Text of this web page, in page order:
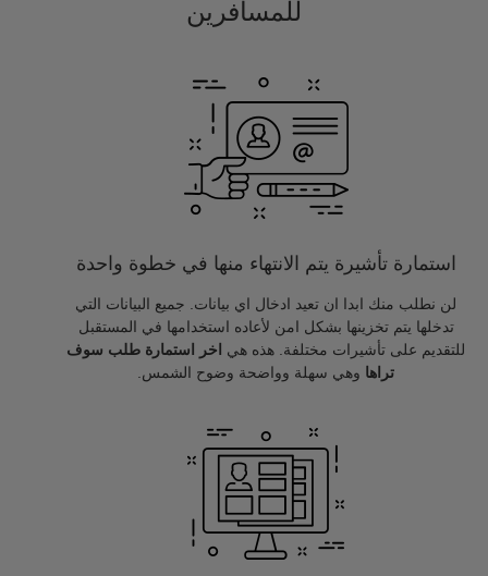
للمسافرين
استمارة تأشيرة يتم الانتهاء منها في خطوة واحدة
لن نطلب منك ابدا ان تعيد ادخال اي بيانات. جميع البيانات التي
تدخلها يتم تخزينها بشكل امن لأعاده استخدامها في المستقبل
للتقديم على تأشيرات مختلفة. هذه هي
اخر استمارة طلب سوف
تراها وهي سهلة وواضحة وضوح الشمس.